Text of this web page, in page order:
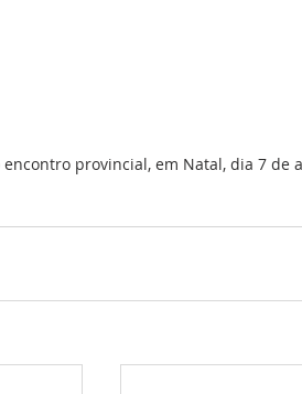
provincial, em Natal, dia 7 de